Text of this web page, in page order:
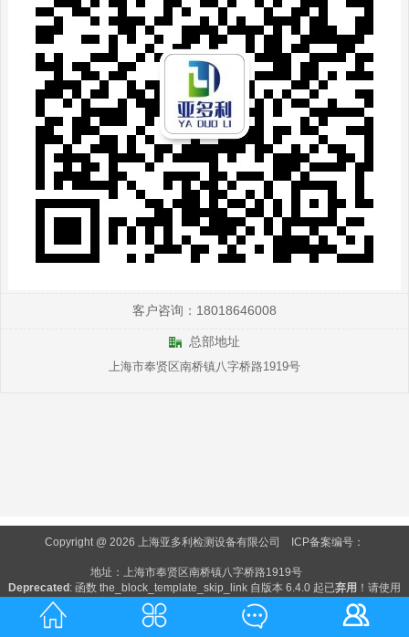
客户咨询：18018646008
总部地址
上海市奉贤区南桥镇八字桥路1919号
Copyright @ 2026 上海亚多利检测设备有限公司 ICP备案编号：
地址：上海市奉贤区南桥镇八字桥路1919号
Deprecated: 函数 the_block_template_skip_link 自版本 6.4.0 起已弃用 ！请使用
wp_enqueue_block_template_skip_link() 代替。 in
/www/wwwroot/chinananning.com/wp-includes/functions.php
on line6170